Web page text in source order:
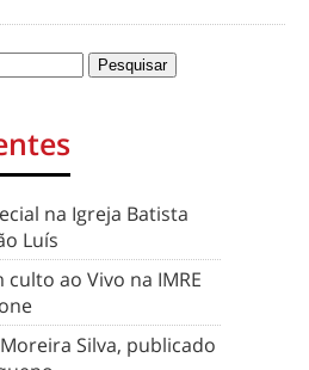
na Igreja Batista
Luís
culto ao Vivo na IMRE
Silva, publicado